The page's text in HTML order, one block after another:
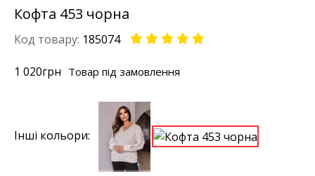
Кофта 453 чорна
Код товару: 185074
1 020грн Товар під замовлення
Інші кольори: